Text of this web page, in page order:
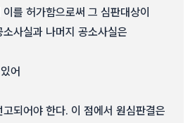
를 허가함으로써 그 심판대상이
사실과 나머지 공소사실은
어
되어야 한다. 이 점에서 원심판결은